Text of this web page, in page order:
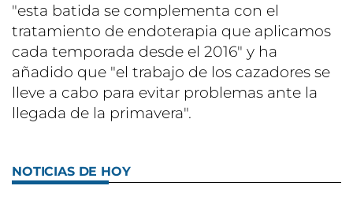
"esta batida se complementa con el
tratamiento de endoterapia que aplicamos
cada temporada desde el 2016" y ha
añadido que "el trabajo de los cazadores se
lleve a cabo para evitar problemas ante la
llegada de la primavera".
NOTICIAS DE HOY